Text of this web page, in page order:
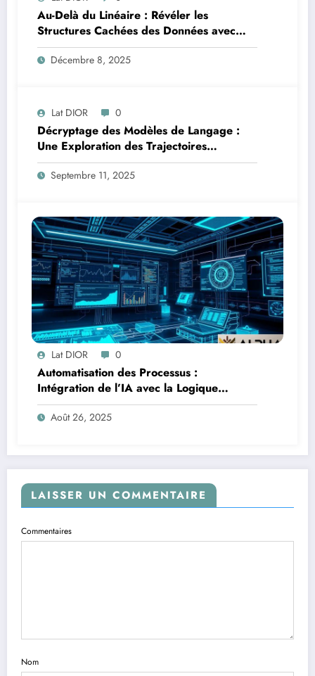
Au-Delà du Linéaire : Révéler les
Structures Cachées des Données avec
l’Analyse en Composantes Principales à
Noyau
Décembre 8, 2025
Lat DIOR 0
Décryptage des Modèles de Langage :
Une Exploration des Trajectoires
Informationnelles en Addition Multi-
Chiffres
Septembre 11, 2025
Lat DIOR 0
Automatisation des Processus :
Intégration de l’IA avec la Logique
Temporelle
Août 26, 2025
LAISSER UN COMMENTAIRE
Commentaires
Nom